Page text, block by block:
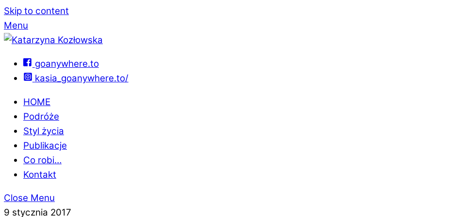
Skip to content
Menu
goanywhere.to
kasia_goanywhere.to/
HOME
Podróże
Styl życia
Publikacje
Co robi…
Kontakt
Close Menu
9 stycznia 2017